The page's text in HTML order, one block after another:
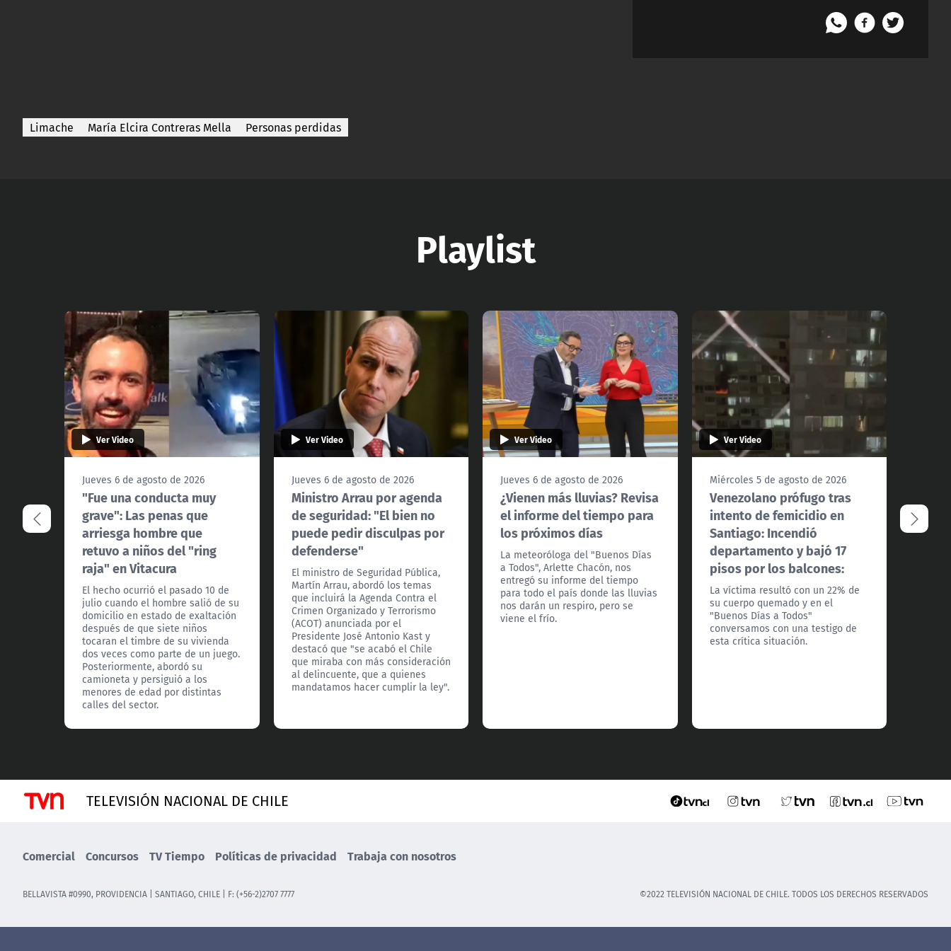
Limache María Elcira Contreras Mella Personas perdidas
Playlist
Ver Video
Jueves 6 de agosto de 2026
"Fue una conducta muy
grave": Las penas que
arriesga hombre que
retuvo a niños del "ring
raja" en Vitacura
El hecho ocurrió el pasado 10 de
julio cuando el hombre salió de su
domicilio en estado de exaltación
después de que siete niños
tocaran el timbre de su vivienda
dos veces como parte de un juego.
Posteriormente, abordó su
camioneta y persiguió a los
menores de edad por distintas
calles del sector.
Ver Video
Jueves 6 de agosto de 2026
Ministro Arrau por agenda
de seguridad: "El bien no
puede pedir disculpas por
defenderse"
El ministro de Seguridad Pública,
Martín Arrau, abordó los temas
que incluirá la Agenda Contra el
Crimen Organizado y Terrorismo
(ACOT) anunciada por el
Presidente José Antonio Kast y
destacó que "se acabó el Chile
que miraba con más consideración
al delincuente, que a quienes
mandatamos hacer cumplir la ley".
Ver Video
Jueves 6 de agosto de 2026
¿Vienen más lluvias? Revisa
el informe del tiempo para
los próximos días
La meteoróloga del "Buenos Días
a Todos", Arlette Chacón, nos
entregó su informe del tiempo
para todo el país donde las lluvias
nos darán un respiro, pero se
viene el frío.
Ver Video
Miércoles 5 de agosto de 2026
Venezolano prófugo tras
intento de femicidio en
Santiago: Incendió
departamento y bajó 17
pisos por los balcones:
La víctima resultó con un 22% de
su cuerpo quemado y en el
"Buenos Días a Todos"
conversamos con una testigo de
esta crítica situación.
TELEVISIÓN NACIONAL DE CHILE
Comercial Concursos TV Tiempo Políticas de privacidad Trabaja con nosotros
BELLAVISTA #0990, PROVIDENCIA | SANTIAGO, CHILE | F: (+56-2)2707 7777 ©2022 TELEVISIÓN NACIONAL DE CHILE. TODOS LOS DERECHOS RESERVADOS